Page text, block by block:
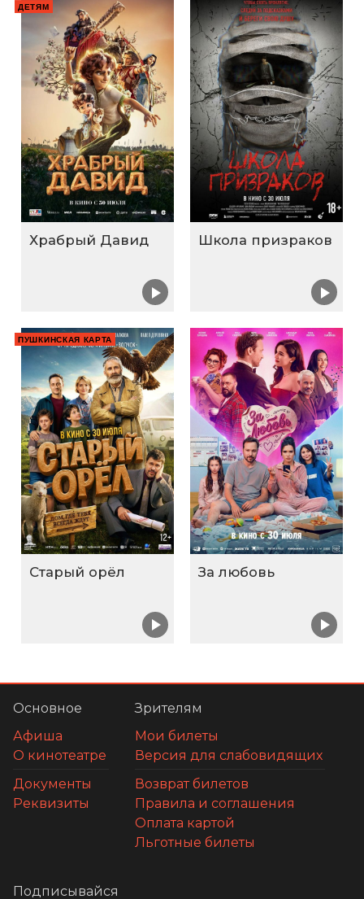
ДЕТЯМ
Храбрый Давид Школа призраков
ПУШКИНСКАЯ КАРТА
Старый орёл За любовь
Основное
Афиша
О кинотеатре
Документы
Реквизиты
Зрителям
Мои билеты
Версия для слабовидящих
Возврат билетов
Правила и соглашения
Оплата картой
Льготные билеты
Подписывайся